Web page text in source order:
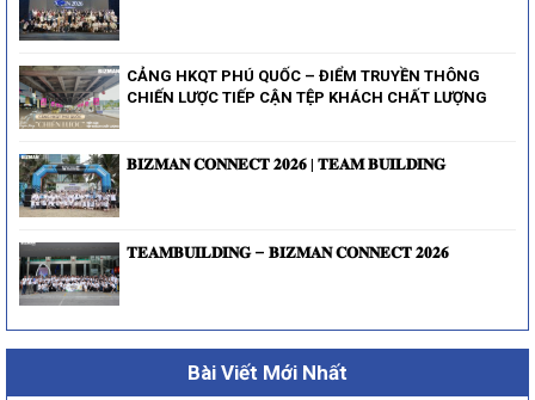
CẢNG HKQT PHÚ QUỐC – ĐIỂM TRUYỀN THÔNG
CHIẾN LƯỢC TIẾP CẬN TỆP KHÁCH CHẤT LƯỢNG
𝐁𝐈𝐙𝐌𝐀𝐍 𝐂𝐎𝐍𝐍𝐄𝐂𝐓 𝟐𝟎𝟐𝟔 | 𝐓𝐄𝐀𝐌 𝐁𝐔𝐈𝐋𝐃𝐈𝐍𝐆
𝐓𝐄𝐀𝐌𝐁𝐔𝐈𝐋𝐃𝐈𝐍𝐆 – 𝐁𝐈𝐙𝐌𝐀𝐍 𝐂𝐎𝐍𝐍𝐄𝐂𝐓 𝟐𝟎𝟐𝟔
Bài Viết Mới Nhất